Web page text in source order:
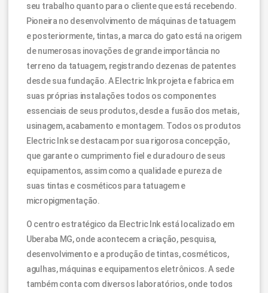
seu trabalho quanto para o cliente que está recebendo.
Pioneira no desenvolvimento de máquinas de tatuagem
e posteriormente, tintas, a marca do gato está na origem
de numerosas inovações de grande importância no
terreno da tatuagem, registrando dezenas de patentes
desde sua fundação. A Electric Ink projeta e fabrica em
suas próprias instalações todos os componentes
essenciais de seus produtos, desde a fusão dos metais,
usinagem, acabamento e montagem. Todos os produtos
Electric Ink se destacam por sua rigorosa concepção,
que garante o cumprimento fiel e duradouro de seus
equipamentos, assim como a qualidade e pureza de
suas tintas e cosméticos para tatuagem e
micropigmentação.
O centro estratégico da Electric Ink está localizado em
Uberaba MG, onde acontecem a criação, pesquisa,
desenvolvimento e a produção de tintas, cosméticos,
agulhas, máquinas e equipamentos eletrônicos. A sede
também conta com diversos laboratórios, onde todos